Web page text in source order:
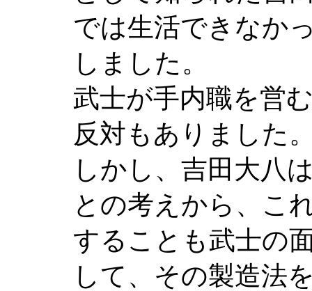
では生活できなか
しました。
武士が手内職を営
反対もありました
しかし、吉田大八
との考えから、こ
することも武士の
して、その製造法